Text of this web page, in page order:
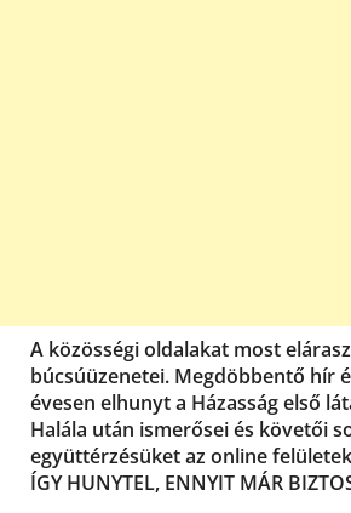
A közösségi oldalakat most
búcsúüzenetei. Megdöbbentő hír
évesen elhunyt a Házasság első
Halála után ismerősei és követői
együttérzésüket az online
ÍGY HUNYTEL, ENNYIT MÁR